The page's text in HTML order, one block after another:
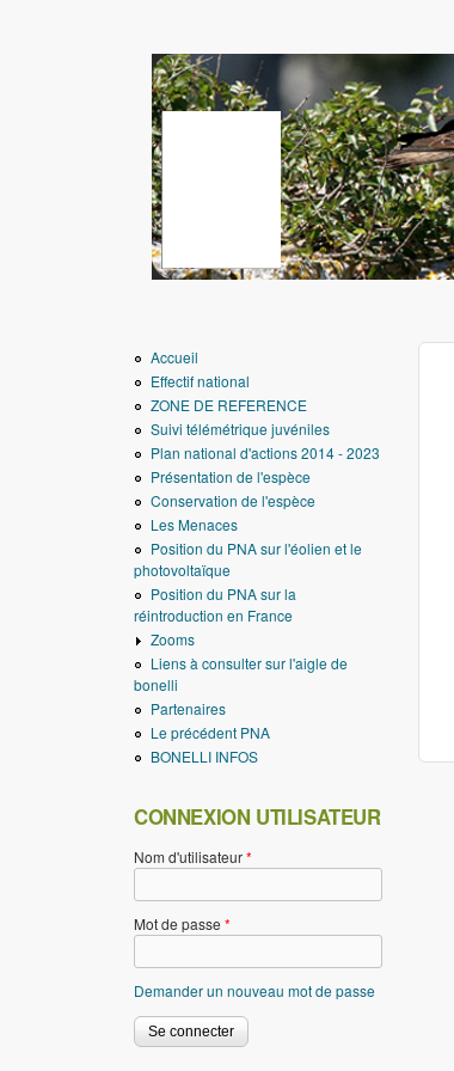
Accueil
Effectif national
ZONE DE REFERENCE
Suivi télémétrique juvéniles
Plan national d'actions 2014 - 2023
Présentation de l'espèce
Conservation de l'espèce
Les Menaces
Position du PNA sur l'éolien et le
photovoltaïque
Position du PNA sur la
réintroduction en France
Zooms
Liens à consulter sur l'aigle de
bonelli
Partenaires
Le précédent PNA
BONELLI INFOS
CONNEXION UTILISATEUR
Nom d'utilisateur*
Mot de passe *
Demander un nouveau mot de passe